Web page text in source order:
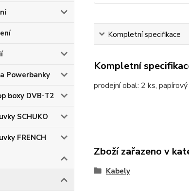
Powerbanky
boxy DVB-T2
SCHUKO
FRENCH
Kompletní specifikace
Kompletní
prodejní obal: 2 ks,
Zboží zařazeno v
Kabely